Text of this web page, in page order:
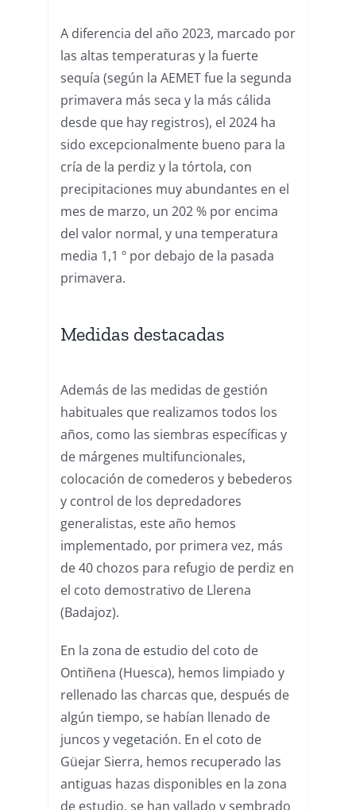
A diferencia del año 2023, marcado por
las altas temperaturas y la fuerte
sequía (según la AEMET fue la segunda
primavera más seca y la más cálida
desde que hay registros), el 2024 ha
sido excepcionalmente bueno para la
cría de la perdiz y la tórtola, con
precipitaciones muy abundantes en el
mes de marzo, un 202 % por encima
del valor normal, y una temperatura
media 1,1 º por debajo de la pasada
primavera.
Medidas destacadas
Además de las medidas de gestión
habituales que realizamos todos los
años, como las siembras específicas y
de márgenes multifuncionales,
colocación de comederos y bebederos
y control de los depredadores
generalistas, este año hemos
implementado, por primera vez, más
de 40 chozos para refugio de perdiz en
el coto demostrativo de Llerena
(Badajoz).
En la zona de estudio del coto de
Ontiñena (Huesca), hemos limpiado y
rellenado las charcas que, después de
algún tiempo, se habían llenado de
juncos y vegetación. En el coto de
Güejar Sierra, hemos recuperado las
antiguas hazas disponibles en la zona
de estudio, se han vallado y sembrado